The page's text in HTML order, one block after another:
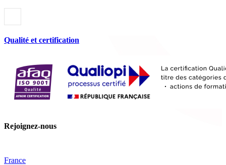
Qualité et certification
Rejoignez-nous
France